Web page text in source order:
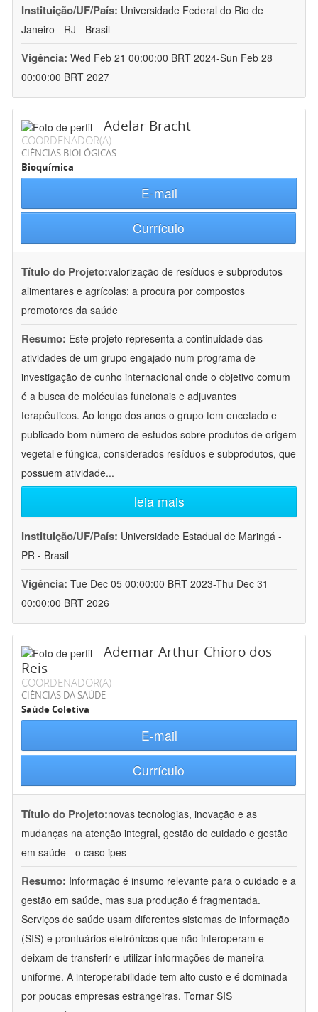
Instituição/UF/País: Universidade Federal do Rio de
Janeiro - RJ - Brasil
Vigência: Wed Feb 21 00:00:00 BRT 2024-Sun Feb 28
00:00:00 BRT 2027
Adelar Bracht
COORDENADOR(A)
CIÊNCIAS BIOLÓGICAS
Bioquímica
E-mail
Currículo
Título do Projeto:valorização de resíduos e subprodutos
alimentares e agrícolas: a procura por compostos
promotores da saúde
Resumo: Este projeto representa a continuidade das
atividades de um grupo engajado num programa de
investigação de cunho internacional onde o objetivo comum
é a busca de moléculas funcionais e adjuvantes
terapêuticos. Ao longo dos anos o grupo tem encetado e
publicado bom número de estudos sobre produtos de origem
vegetal e fúngica, considerados resíduos e subprodutos, que
possuem atividade...
leia mais
Instituição/UF/País: Universidade Estadual de Maringá -
PR - Brasil
Vigência: Tue Dec 05 00:00:00 BRT 2023-Thu Dec 31
00:00:00 BRT 2026
Ademar Arthur Chioro dos
Reis
COORDENADOR(A)
CIÊNCIAS DA SAÚDE
Saúde Coletiva
E-mail
Currículo
Título do Projeto:novas tecnologias, inovação e as
mudanças na atenção integral, gestão do cuidado e gestão
em saúde - o caso ipes
Resumo: Informação é insumo relevante para o cuidado e a
gestão em saúde, mas sua produção é fragmentada.
Serviços de saúde usam diferentes sistemas de informação
(SIS) e prontuários eletrônicos que não interoperam e
deixam de transferir e utilizar informações de maneira
uniforme. A interoperabilidade tem alto custo e é dominada
por poucas empresas estrangeiras. Tornar SIS